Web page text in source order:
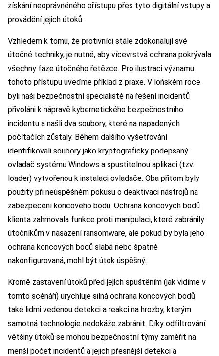
získání neoprávněného přístupu přes tyto digitální vstupy a
provádění jejich útoků.
Vzhledem k tomu, že protivníci stále zdokonalují své
útočné techniky, je nutné, aby vícevrstvá ochrana pokrývala
všechny fáze útočného řetězce. Pro ilustraci významu
tohoto přístupu uveďme příklad z praxe. V loňském roce
byli naši bezpečnostní specialisté na řešení incidentů
přivoláni k nápravě kybernetického bezpečnostního
incidentu a našli dva soubory, které na napadených
počítačích zůstaly. Během dalšího vyšetřování
identifikovali soubory jako kryptograficky podepsaný
ovladač systému Windows a spustitelnou aplikaci (tzv.
loader) vytvořenou k instalaci ovladače. Oba přitom byly
použity při neúspěšném pokusu o deaktivaci nástrojů na
zabezpečení koncového bodu. Ochrana koncových bodů
klienta zahrnovala funkce proti manipulaci, které zabránily
útočníkům v nasazení ransomware, ale pokud by byla jeho
ochrana koncových bodů slabá nebo špatně
nakonfigurovaná, mohl být útok úspěšný.
Kromě zastavení útoků před jejich spuštěním (jak vidíme v
tomto scénáři) urychluje silná ochrana koncových bodů
také lidmi vedenou detekci a reakci na hrozby, kterým
samotná technologie nedokáže zabránit. Díky odfiltrování
většiny útoků se mohou bezpečnostní týmy zaměřit na
menší počet incidentů a jejich přesnější detekci a